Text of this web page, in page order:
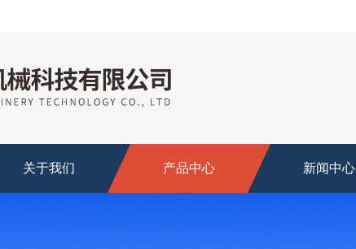
关于我们 产品中心 新闻中心